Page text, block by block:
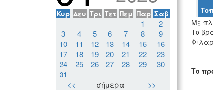
Κυρ Δευ Τρι Τετ Πεμ Παρ Σαβ
1
2
3
4 5 6 7 8
9
10
11 12 13 14 15
16
17
18 19 20 21 22
23
24
25 26 27 28 29
30
31
<<
σήμερα >>
Με
Το
Το